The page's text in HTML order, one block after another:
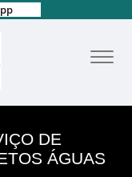
DE
ÁGUAS